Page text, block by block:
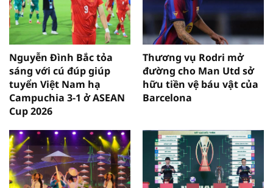
Nguyễn Đình Bắc tỏa
sáng với cú đúp giúp
tuyển Việt Nam hạ
Campuchia 3-1 ở ASEAN
Cup 2026
Thương vụ Rodri mở
đường cho Man Utd sở
hữu tiền vệ báu vật của
Barcelona